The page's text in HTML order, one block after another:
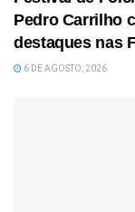
Pedro Carrilho
destaques nas
6 DE AGOSTO, 2026